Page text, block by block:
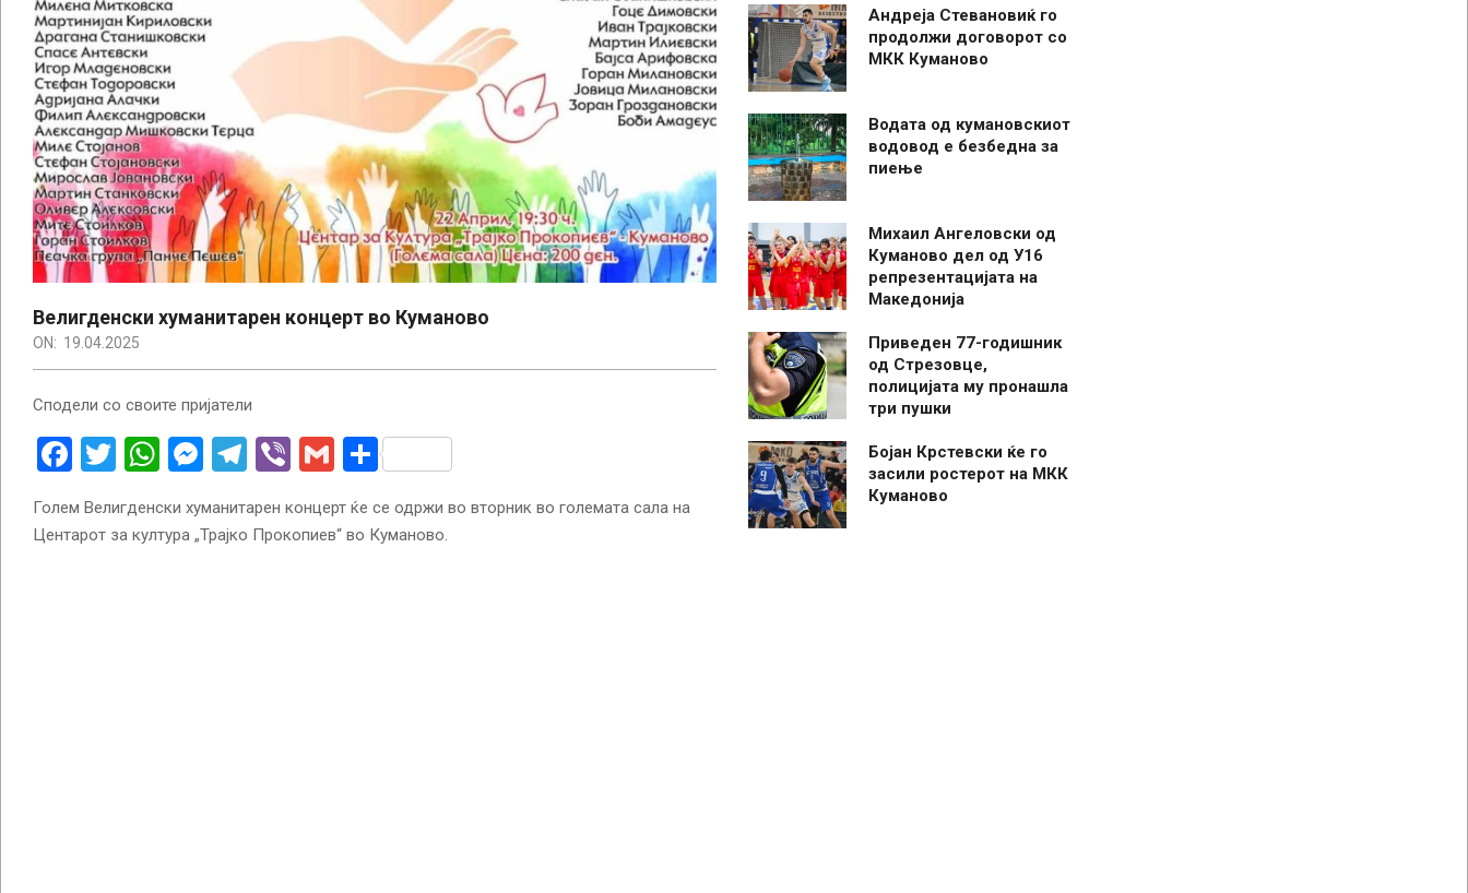
Велигденски хуманитарен концерт во Куманово
ON: 19.04.2025
Сподели со своите пријатели
Facebook
Twitter
WhatsApp
Messenger
Telegram
ViberGmailShare
Голем Велигденски хуманитарен концерт ќе се одржи во вторник во големата сала на
Центарот за култура „Трајко Прокопиев“ во Куманово.
Андреја Стевановиќ го
продолжи договорот со
МКК Куманово
Водата од кумановскиот
водовод е безбедна за
пиење
Михаил Ангеловски од
Куманово дел од У16
репрезентацијата на
Македонија
Приведен 77-годишник
од Стрезовце,
полицијата му пронашла
три пушки
Бојан Крстевски ќе го
засили ростерот на МКК
Куманово